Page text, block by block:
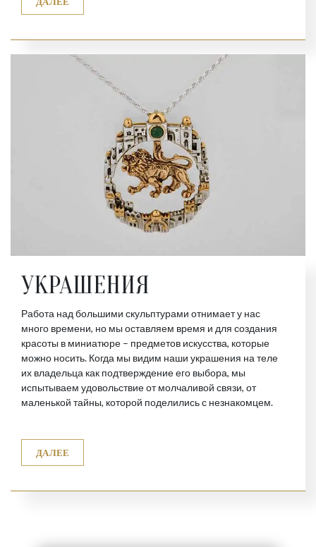
УКРАШЕНИЯ
Работа над большими скульптурами отнимает у нас
много времени, но мы оставляем время и для создания
красоты в миниатюре – предметов искусства, которые
можно носить. Когда мы видим наши украшения на теле
их владельца как подтверждение его выбора, мы
испытываем удовольствие от молчаливой связи, от
маленькой тайны, которой поделились с незнакомцем.
ДАЛЕЕ